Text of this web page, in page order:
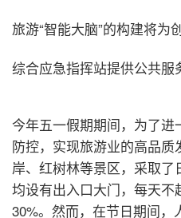
旅游“智能大脑”的构建将为
综合应急指挥站提供公共服
今年五一假期期间，为了
防控，实现旅游业的高品
岸、红树林等景区，采取
均设有出入口大门，每天
30%。然而，在节日期间